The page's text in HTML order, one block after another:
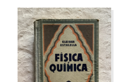
Matemáticas
Medicina
Música